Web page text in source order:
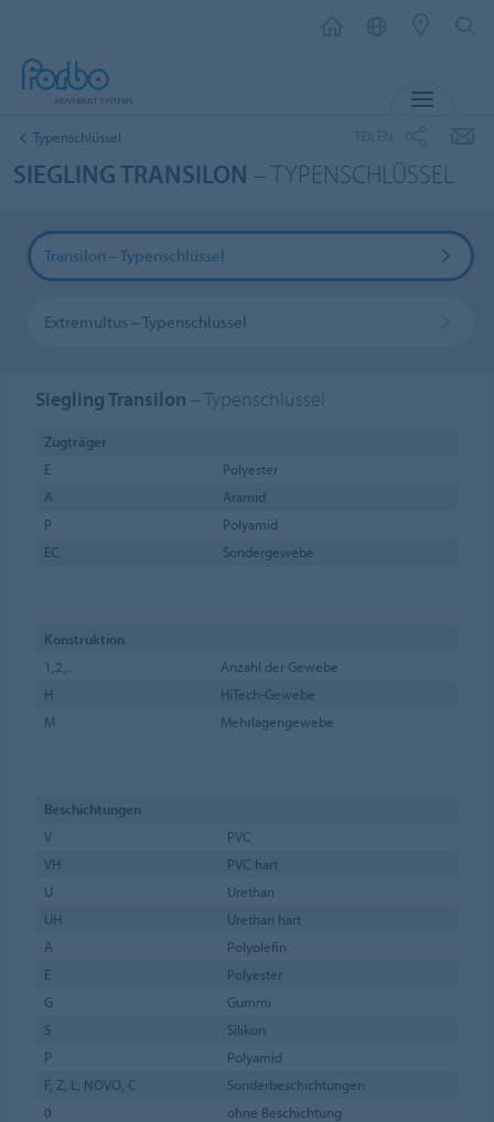
Typenschlüssel
SIEGLING TRANSILON – TYPENSCHLÜSSEL
Transilon – Typenschlüssel
Extremultus – Typenschlüssel
Siegling Transilon – Typenschlüssel
Zugträger
E
Polyester
A
Aramid
P
Polyamid
EC
Sondergewebe
Konstruktion
1,2,..
Anzahl der Gewebe
H
HiTech-Gewebe
M
Mehrlagengewebe
Beschichtungen
V
PVC
VH
PVC hart
U
Urethan
UH
Urethan hart
A
Polyolefin
E
Polyester
G
Gummi
S
Silikon
P
Polyamid
F, Z, L, NOVO, C
Sonderbeschichtungen
0
ohne Beschichtung